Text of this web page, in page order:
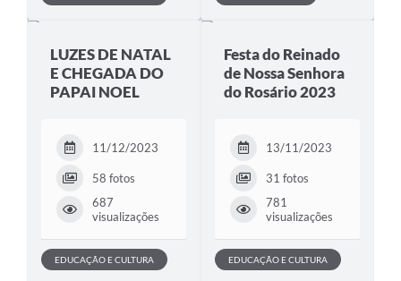
LUZES DE NATAL
E CHEGADA DO
PAPAI NOEL
11/12/2023
58 fotos
687
visualizações
EDUCAÇÃO E CULTURA
Festa do Reinado
de Nossa Senhora
do Rosário 2023
13/11/2023
31 fotos
781
visualizações
EDUCAÇÃO E CULTURA